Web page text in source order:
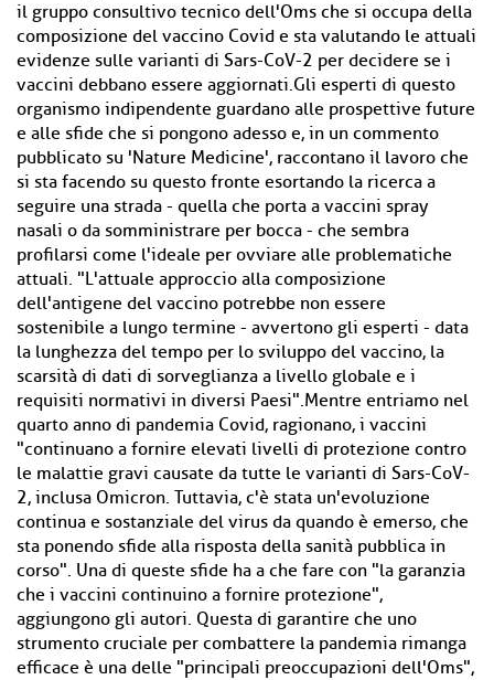
il gruppo consultivo tecnico dell'Oms che si occupa della
composizione del vaccino Covid e sta valutando le attuali
evidenze sulle varianti di Sars-CoV-2 per decidere se i
vaccini debbano essere aggiornati.Gli esperti di questo
organismo indipendente guardano alle prospettive future
e alle sfide che si pongono adesso e, in un commento
pubblicato su 'Nature Medicine', raccontano il lavoro che
si sta facendo su questo fronte esortando la ricerca a
seguire una strada - quella che porta a vaccini spray
nasali o da somministrare per bocca - che sembra
profilarsi come l'ideale per ovviare alle problematiche
attuali. "L'attuale approccio alla composizione
dell'antigene del vaccino potrebbe non essere
sostenibile a lungo termine - avvertono gli esperti - data
la lunghezza del tempo per lo sviluppo del vaccino, la
scarsità di dati di sorveglianza a livello globale e i
requisiti normativi in ​​diversi Paesi".Mentre entriamo nel
quarto anno di pandemia Covid, ragionano, i vaccini
"continuano a fornire elevati livelli di protezione contro
le malattie gravi causate da tutte le varianti di Sars-CoV-
2, inclusa Omicron. Tuttavia, c'è stata un'evoluzione
continua e sostanziale del virus da quando è emerso, che
sta ponendo sfide alla risposta della sanità pubblica in
corso". Una di queste sfide ha a che fare con "la garanzia
che i vaccini continuino a fornire protezione",
aggiungono gli autori. Questa di garantire che uno
strumento cruciale per combattere la pandemia rimanga
efficace è una delle "principali preoccupazioni dell'Oms",